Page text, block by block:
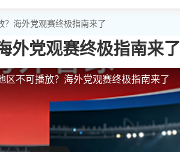
？海外党观赛终极指南来了
外党观赛终极指南来了
区不可播放？海外党观赛终极指南来了